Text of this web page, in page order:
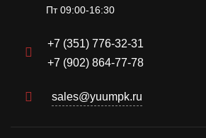
Пт 09:00-16:30
+7 (351) 776-32-31
+7 (902) 864-77-78
sales@yuumpk.ru